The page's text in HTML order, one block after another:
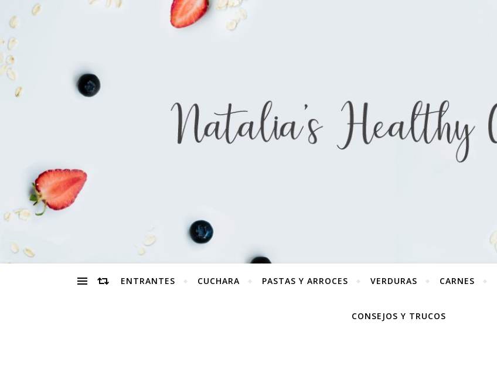
ENTRANTES CUCHARA PASTAS Y ARROCES VERDURAS CARNES
CONSEJOS Y TRUCOS